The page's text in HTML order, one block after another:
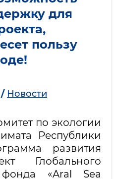
для
пользу
/ Новости
по экологии
Республики
развития
Глобального
фонда «Aral Sea